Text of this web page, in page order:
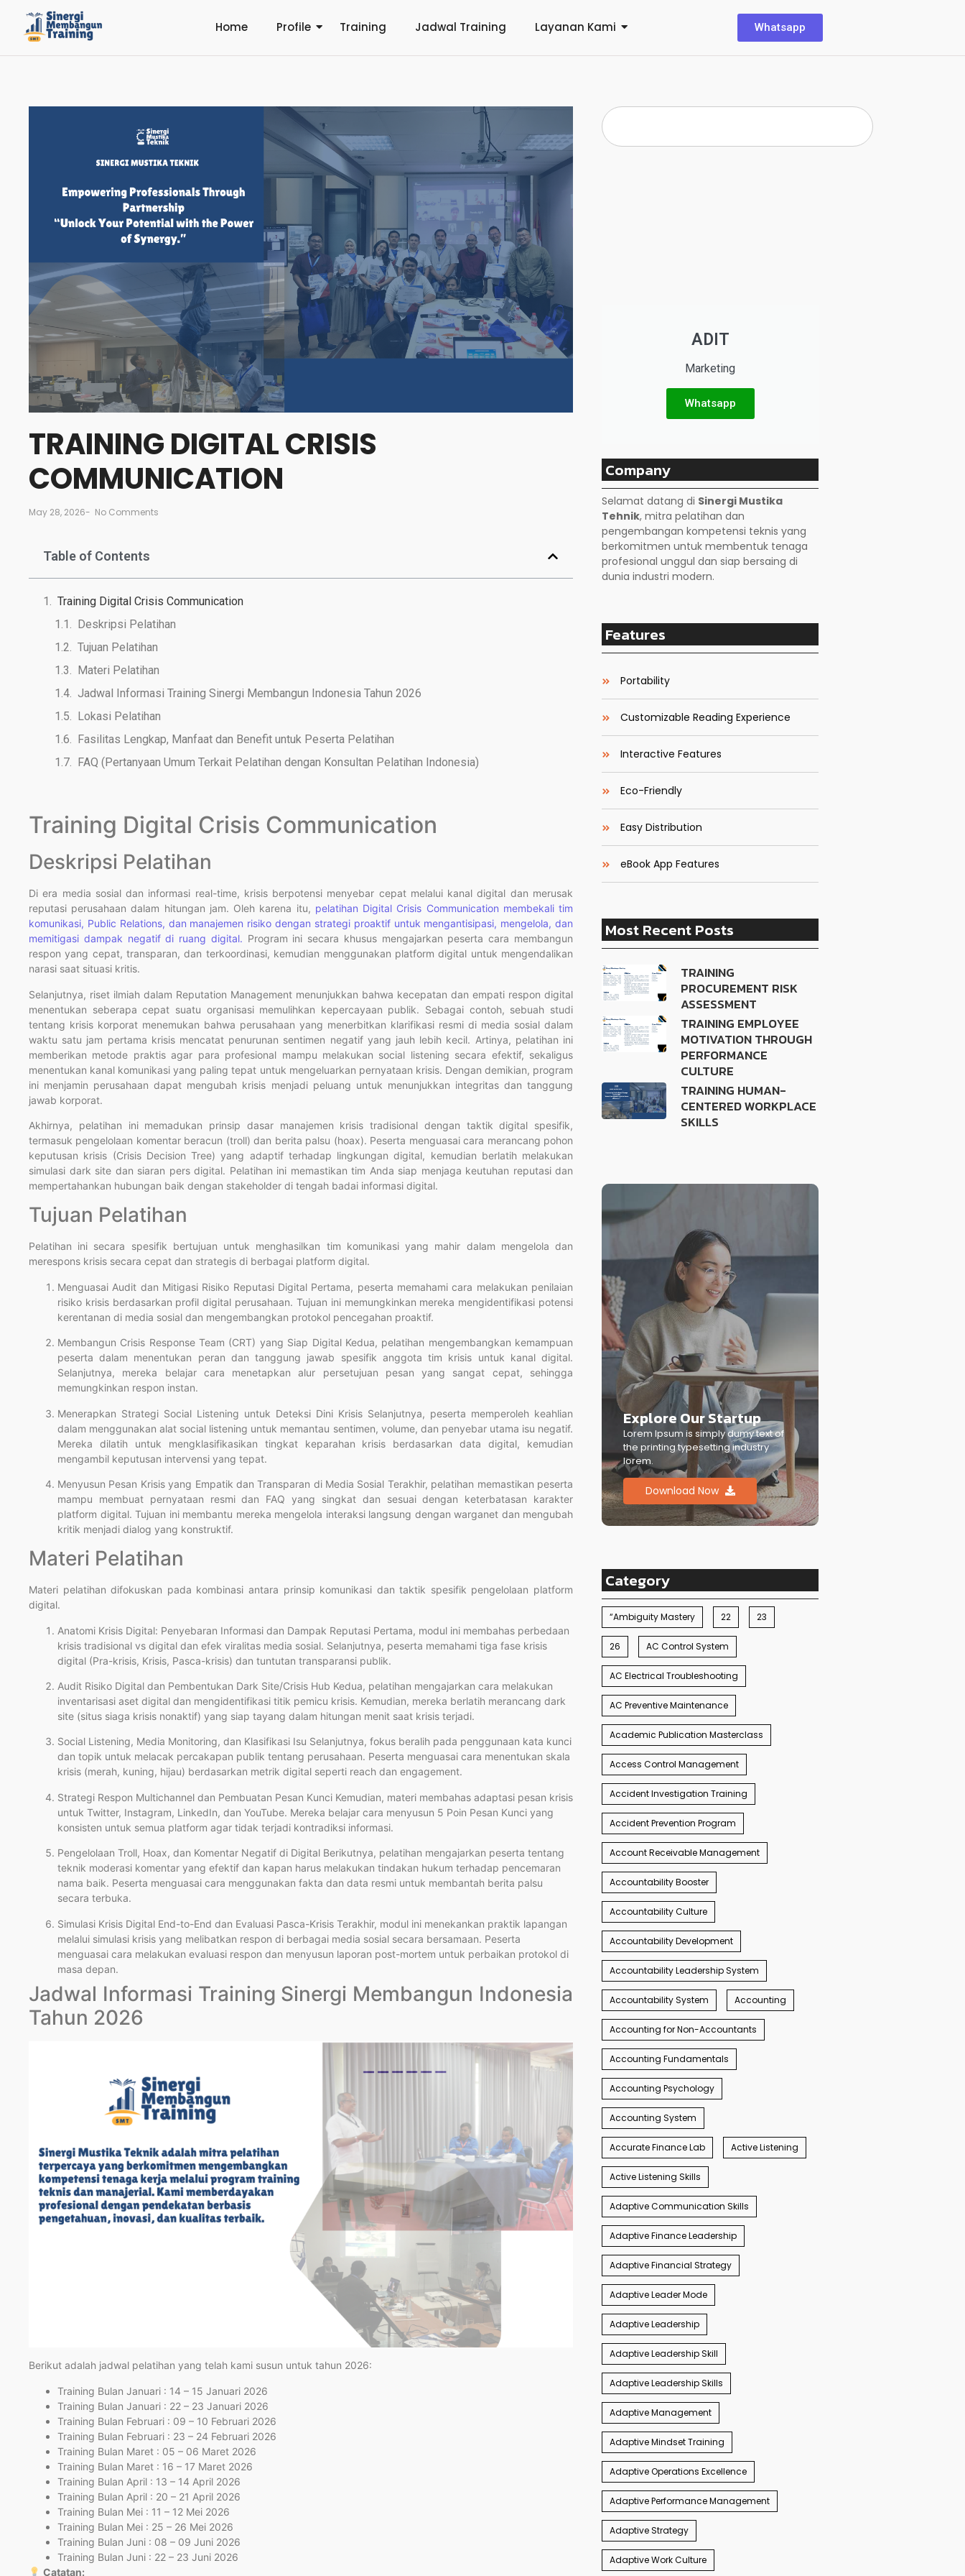
Home Profile Training Jadwal Training Layanan Kami Whatsapp
TRAINING DIGITAL CRISIS
COMMUNICATION
May 28, 2026- No Comments
Table of Contents
Training Digital Crisis Communication
Deskripsi Pelatihan
Tujuan Pelatihan
Materi Pelatihan
Jadwal Informasi Training Sinergi Membangun Indonesia Tahun 2026
Lokasi Pelatihan
Fasilitas Lengkap, Manfaat dan Benefit untuk Peserta Pelatihan
FAQ (Pertanyaan Umum Terkait Pelatihan dengan Konsultan Pelatihan Indonesia)
Training Digital Crisis Communication
Deskripsi Pelatihan
Di era media sosial dan informasi real-time, krisis berpotensi menyebar cepat melalui kanal digital dan merusak
reputasi perusahaan dalam hitungan jam. Oleh karena itu, pelatihan Digital Crisis Communication membekali tim
komunikasi, Public Relations, dan manajemen risiko dengan strategi proaktif untuk mengantisipasi, mengelola, dan
memitigasi dampak negatif di ruang digital. Program ini secara khusus mengajarkan peserta cara membangun
respon yang cepat, transparan, dan terkoordinasi, kemudian menggunakan platform digital untuk mengendalikan
narasi saat situasi kritis.
Selanjutnya, riset ilmiah dalam Reputation Management menunjukkan bahwa kecepatan dan empati respon digital
menentukan seberapa cepat suatu organisasi memulihkan kepercayaan publik. Sebagai contoh, sebuah studi
tentang krisis korporat menemukan bahwa perusahaan yang menerbitkan klarifikasi resmi di media sosial dalam
waktu satu jam pertama krisis mencatat penurunan sentimen negatif yang jauh lebih kecil. Artinya, pelatihan ini
memberikan metode praktis agar para profesional mampu melakukan social listening secara efektif, sekaligus
menentukan kanal komunikasi yang paling tepat untuk mengeluarkan pernyataan krisis. Dengan demikian, program
ini menjamin perusahaan dapat mengubah krisis menjadi peluang untuk menunjukkan integritas dan tanggung
jawab korporat.
Akhirnya, pelatihan ini memadukan prinsip dasar manajemen krisis tradisional dengan taktik digital spesifik,
termasuk pengelolaan komentar beracun (troll) dan berita palsu (hoax). Peserta menguasai cara merancang pohon
keputusan krisis (Crisis Decision Tree) yang adaptif terhadap lingkungan digital, kemudian berlatih melakukan
simulasi dark site dan siaran pers digital. Pelatihan ini memastikan tim Anda siap menjaga keutuhan reputasi dan
mempertahankan hubungan baik dengan stakeholder di tengah badai informasi digital.
Tujuan Pelatihan
Pelatihan ini secara spesifik bertujuan untuk menghasilkan tim komunikasi yang mahir dalam mengelola dan
merespons krisis secara cepat dan strategis di berbagai platform digital.
Menguasai Audit dan Mitigasi Risiko Reputasi Digital Pertama, peserta memahami cara melakukan penilaian
risiko krisis berdasarkan profil digital perusahaan. Tujuan ini memungkinkan mereka mengidentifikasi potensi
kerentanan di media sosial dan mengembangkan protokol pencegahan proaktif.
Membangun Crisis Response Team (CRT) yang Siap Digital Kedua, pelatihan mengembangkan kemampuan
peserta dalam menentukan peran dan tanggung jawab spesifik anggota tim krisis untuk kanal digital.
Selanjutnya, mereka belajar cara menetapkan alur persetujuan pesan yang sangat cepat, sehingga
memungkinkan respon instan.
Menerapkan Strategi Social Listening untuk Deteksi Dini Krisis Selanjutnya, peserta memperoleh keahlian
dalam menggunakan alat social listening untuk memantau sentimen, volume, dan penyebar utama isu negatif.
Mereka dilatih untuk mengklasifikasikan tingkat keparahan krisis berdasarkan data digital, kemudian
mengambil keputusan intervensi yang tepat.
Menyusun Pesan Krisis yang Empatik dan Transparan di Media Sosial Terakhir, pelatihan memastikan peserta
mampu membuat pernyataan resmi dan FAQ yang singkat dan sesuai dengan keterbatasan karakter
platform digital. Tujuan ini membantu mereka mengelola interaksi langsung dengan warganet dan mengubah
kritik menjadi dialog yang konstruktif.
Materi Pelatihan
Materi pelatihan difokuskan pada kombinasi antara prinsip komunikasi dan taktik spesifik pengelolaan platform
digital.
Anatomi Krisis Digital: Penyebaran Informasi dan Dampak Reputasi Pertama, modul ini membahas perbedaan
krisis tradisional vs digital dan efek viralitas media sosial. Selanjutnya, peserta memahami tiga fase krisis
digital (Pra-krisis, Krisis, Pasca-krisis) dan tuntutan transparansi publik.
Audit Risiko Digital dan Pembentukan Dark Site/Crisis Hub Kedua, pelatihan mengajarkan cara melakukan
inventarisasi aset digital dan mengidentifikasi titik pemicu krisis. Kemudian, mereka berlatih merancang dark
site (situs siaga krisis nonaktif) yang siap tayang dalam hitungan menit saat krisis terjadi.
Social Listening, Media Monitoring, dan Klasifikasi Isu Selanjutnya, fokus beralih pada penggunaan kata kunci
dan topik untuk melacak percakapan publik tentang perusahaan. Peserta menguasai cara menentukan skala
krisis (merah, kuning, hijau) berdasarkan metrik digital seperti reach dan engagement.
Strategi Respon Multichannel dan Pembuatan Pesan Kunci Kemudian, materi membahas adaptasi pesan krisis
untuk Twitter, Instagram, LinkedIn, dan YouTube. Mereka belajar cara menyusun 5 Poin Pesan Kunci yang
konsisten untuk semua platform agar tidak terjadi kontradiksi informasi.
Pengelolaan Troll, Hoax, dan Komentar Negatif di Digital Berikutnya, pelatihan mengajarkan peserta tentang
teknik moderasi komentar yang efektif dan kapan harus melakukan tindakan hukum terhadap pencemaran
nama baik. Peserta menguasai cara menggunakan fakta dan data resmi untuk membantah berita palsu
secara terbuka.
Simulasi Krisis Digital End-to-End dan Evaluasi Pasca-Krisis Terakhir, modul ini menekankan praktik lapangan
melalui simulasi krisis yang melibatkan respon di berbagai media sosial secara bersamaan. Peserta
menguasai cara melakukan evaluasi respon dan menyusun laporan post-mortem untuk perbaikan protokol di
masa depan.
Jadwal Informasi Training Sinergi Membangun Indonesia
Tahun 2026
Berikut adalah jadwal pelatihan yang telah kami susun untuk tahun 2026:
Training Bulan Januari : 14 – 15 Januari 2026
Training Bulan Januari : 22 – 23 Januari 2026
Training Bulan Februari : 09 – 10 Februari 2026
Training Bulan Februari : 23 – 24 Februari 2026
Training Bulan Maret : 05 – 06 Maret 2026
Training Bulan Maret : 16 – 17 Maret 2026
Training Bulan April : 13 – 14 April 2026
Training Bulan April : 20 – 21 April 2026
Training Bulan Mei : 11 – 12 Mei 2026
Training Bulan Mei : 25 – 26 Mei 2026
Training Bulan Juni : 08 – 09 Juni 2026
Training Bulan Juni : 22 – 23 Juni 2026
Catatan:
ADIT
Marketing
Whatsapp
Company
Selamat datang di Sinergi Mustika
Tehnik, mitra pelatihan dan
pengembangan kompetensi teknis yang
berkomitmen untuk membentuk tenaga
profesional unggul dan siap bersaing di
dunia industri modern.
Features
Portability
Customizable Reading Experience
Interactive Features
Eco-Friendly
Easy Distribution
eBook App Features
Most Recent Posts
TRAINING
PROCUREMENT RISK
ASSESSMENT
TRAINING EMPLOYEE
MOTIVATION THROUGH
PERFORMANCE
CULTURE
TRAINING HUMAN-
CENTERED WORKPLACE
SKILLS
Explore Our Startup
Lorem Ipsum is simply dumy text of
the printing typesetting industry
lorem.
Download Now
Category
“Ambiguity Mastery 22 23
26 AC Control System
AC Electrical Troubleshooting
AC Preventive Maintenance
Academic Publication Masterclass
Access Control Management
Accident Investigation Training
Accident Prevention Program
Account Receivable Management
Accountability Booster
Accountability Culture
Accountability Development
Accountability Leadership System
Accountability System Accounting
Accounting for Non-Accountants
Accounting Fundamentals
Accounting Psychology
Accounting System
Accurate Finance Lab Active Listening
Active Listening Skills
Adaptive Communication Skills
Adaptive Finance Leadership
Adaptive Financial Strategy
Adaptive Leader Mode
Adaptive Leadership
Adaptive Leadership Skill
Adaptive Leadership Skills
Adaptive Management
Adaptive Mindset Training
Adaptive Operations Excellence
Adaptive Performance Management
Adaptive Strategy
Adaptive Work Culture